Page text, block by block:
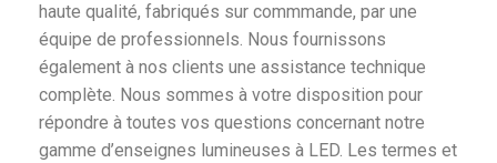
haute qualité, fabriqués sur commmande, par une
équipe de professionnels. Nous fournissons
également à nos clients une assistance technique
complète. Nous sommes à votre disposition pour
répondre à toutes vos questions concernant notre
gamme d’enseignes lumineuses à LED. Les termes et